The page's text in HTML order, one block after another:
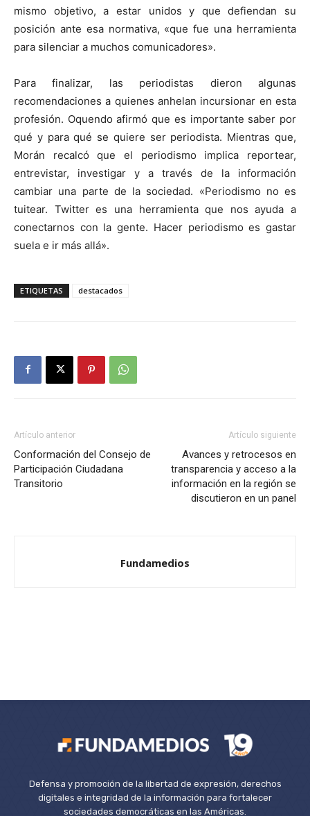
mismo objetivo, a estar unidos y que defiendan su
posición ante esa normativa, «que fue una herramienta
para silenciar a muchos comunicadores».
Para finalizar, las periodistas dieron algunas
recomendaciones a quienes anhelan incursionar en esta
profesión. Oquendo afirmó que es importante saber por
qué y para qué se quiere ser periodista. Mientras que,
Morán recalcó que el periodismo implica reportear,
entrevistar, investigar y a través de la información
cambiar una parte de la sociedad. «Periodismo no es
tuitear. Twitter es una herramienta que nos ayuda a
conectarnos con la gente. Hacer periodismo es gastar
suela e ir más allá».
ETIQUETAS destacados
Artículo anterior
Conformación del Consejo de
Participación Ciudadana
Transitorio
Artículo siguiente
Avances y retrocesos en
transparencia y acceso a la
información en la región se
discutieron en un panel
Fundamedios
Defensa y promoción de la libertad de expresión, derechos
digitales e integridad de la información para fortalecer
sociedades democráticas en las Américas.